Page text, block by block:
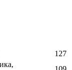
127